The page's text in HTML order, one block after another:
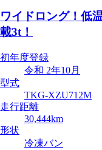
ワイドロング！低
載3t！
初年度登録
令和 2年10月
型式
TKG-XZU712M
走行距離
30,444km
形状
冷凍バン